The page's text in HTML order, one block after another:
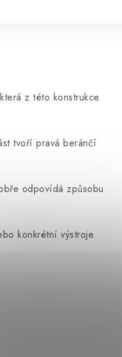
z této konstrukce
tvoří pravá beránčí
odpovídá způsobu
konkrétní výstroje.